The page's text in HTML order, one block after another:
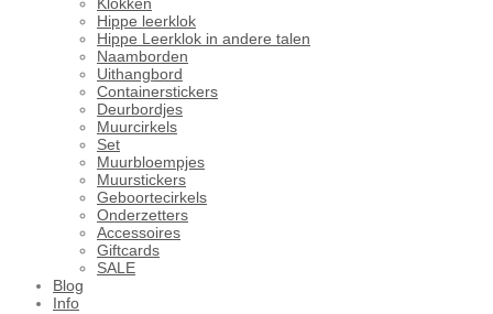
Hippe leerklok
Hippe Leerklok in andere talen
Naamborden
Uithangbord
Containerstickers
Deurbordjes
Muurcirkels
Set
Muurbloempjes
Muurstickers
Geboortecirkels
Onderzetters
Accessoires
Giftcards
SALE
Blog
Info